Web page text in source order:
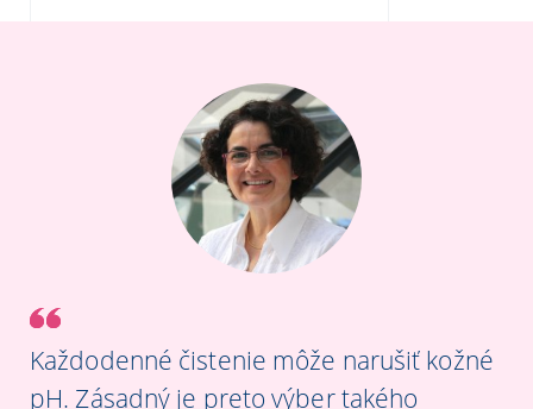
Každodenné čistenie môže narušiť kožné
pH. Zásadný je preto výber takého